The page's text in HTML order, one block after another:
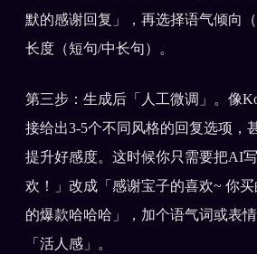
默的感谢回复」，再选择语气倾向
长度（短句/中长句）。
第三步：生成后「人工微调」。像
接给出3-5个不同风格的回复选项，
提升好感度。这时候你只需要把AI
欢！」改成「感谢宝子的喜欢~ 你
的爆款哈哈哈」，加个语气词或表
「活人感」。